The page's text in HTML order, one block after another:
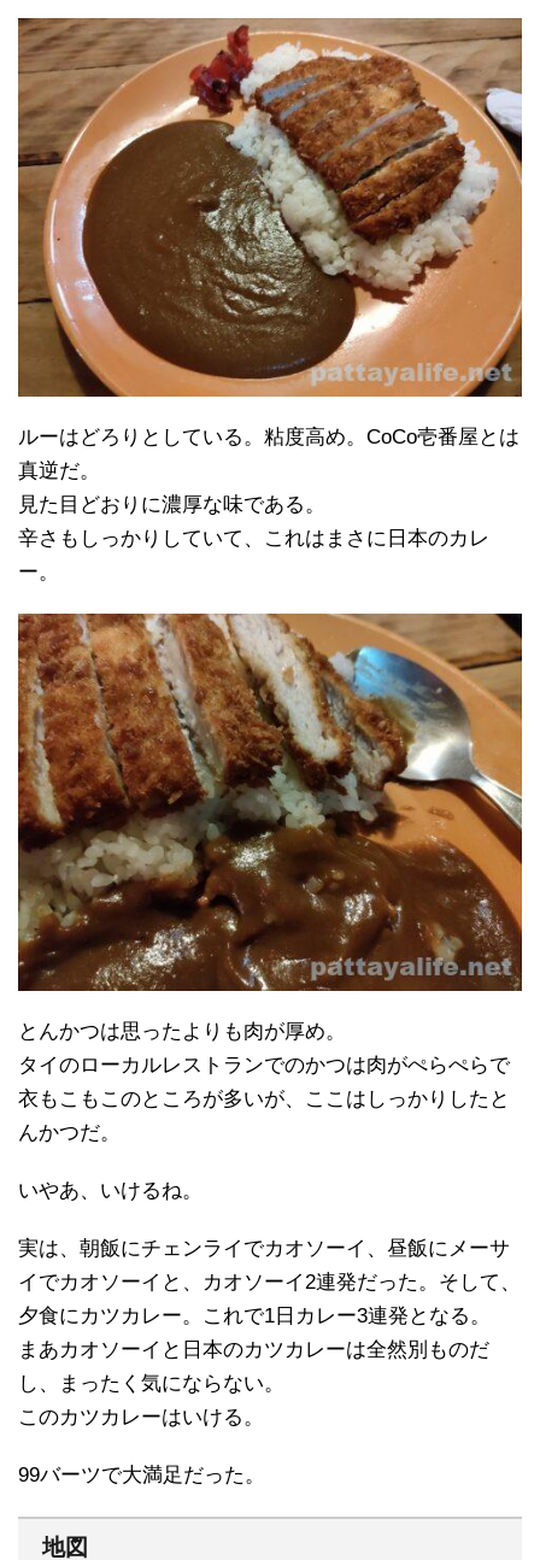
ルーはどろりとしている。粘度高め。CoCo壱番屋とは
真逆だ。
見た目どおりに濃厚な味である。
辛さもしっかりしていて、これはまさに日本のカレ
ー。
とんかつは思ったよりも肉が厚め。
タイのローカルレストランでのかつは肉がぺらぺらで
衣もこもこのところが多いが、ここはしっかりしたと
んかつだ。
いやあ、いけるね。
実は、朝飯にチェンライでカオソーイ、昼飯にメーサ
イでカオソーイと、カオソーイ2連発だった。そして、
夕食にカツカレー。これで1日カレー3連発となる。
まあカオソーイと日本のカツカレーは全然別ものだ
し、まったく気にならない。
このカツカレーはいける。
99バーツで大満足だった。
地図